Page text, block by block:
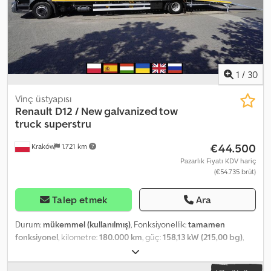
1 / 30
Kraków 1.721 km
Vinç üstyapısı
Renault D12 / New galvanized tow
truck superstru
€44.500
Pazarlık Fiyatı KDV hariç
(€54.735 brüt)
Talep etmek Ara
Durum: mükemmel (kullanılmış), Fonksiyonellik:tamamen
fonksiyonel, kilometre:180.000 km, güç:158,13 kW (215,00 bg),
5.950 kg
toplam ağırlık:11.990 kg, dingil konfigürasyonu:4x2, renk:beyaz,